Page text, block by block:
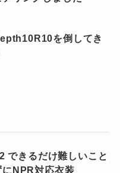
を倒してき
できるだけ難しいこと
にNPR対応衣装